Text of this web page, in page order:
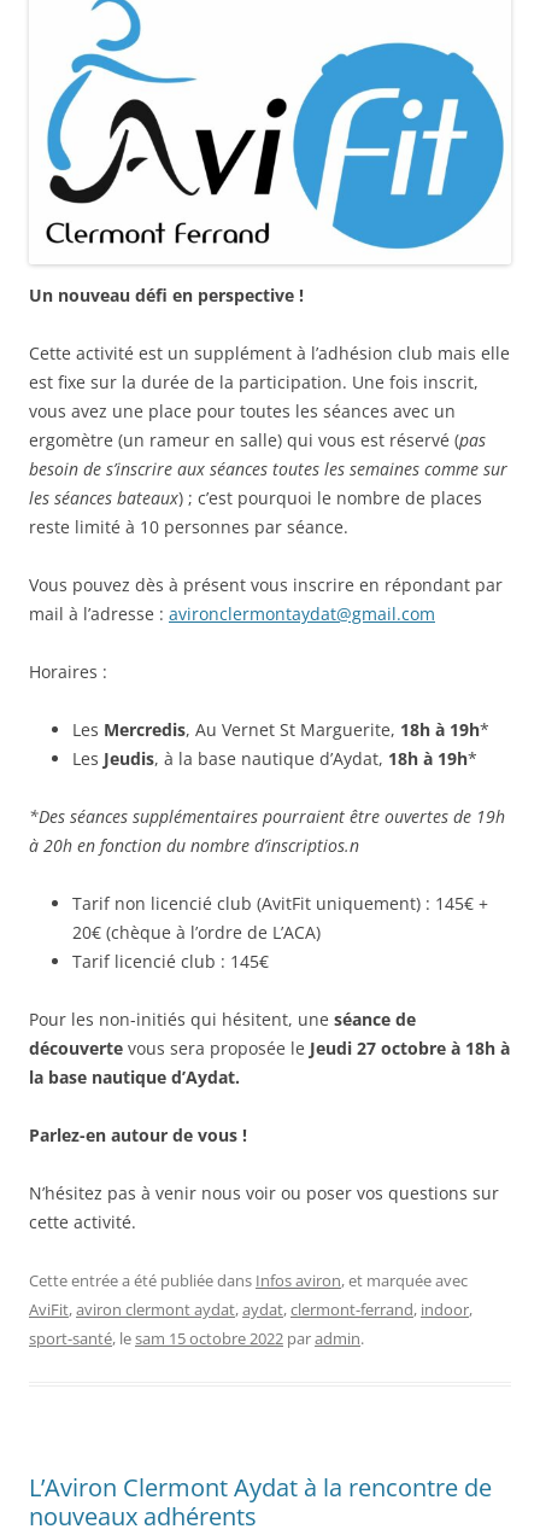
Un nouveau défi en perspective !
Cette activité est un supplément à l’adhésion club mais elle
est fixe sur la durée de la participation. Une fois inscrit,
vous avez une place pour toutes les séances avec un
ergomètre (un rameur en salle) qui vous est réservé (pas
besoin de s’inscrire aux séances toutes les semaines comme sur
les séances bateaux) ; c’est pourquoi le nombre de places
reste limité à 10 personnes par séance.
Vous pouvez dès à présent vous inscrire en répondant par
mail à l’adresse : avironclermontaydat@gmail.com
Horaires :
Les Mercredis, Au Vernet St Marguerite, 18h à 19h*
Les Jeudis, à la base nautique d’Aydat, 18h à 19h*
*Des séances supplémentaires pourraient être ouvertes de 19h
à 20h en fonction du nombre d’inscriptios.n
Tarif non licencié club (AvitFit uniquement) : 145€ +
20€ (chèque à l’ordre de L’ACA)
Tarif licencié club : 145€
Pour les non-initiés qui hésitent, une séance de
découverte vous sera proposée le Jeudi 27 octobre à 18h à
la base nautique d’Aydat.
Parlez-en autour de vous !
N’hésitez pas à venir nous voir ou poser vos questions sur
cette activité.
Cette entrée a été publiée dans Infos aviron, et marquée avec
AviFit,aviron clermont aydat,aydat,clermont-ferrand, indoor,
sport-santé, lesam 15 octobre 2022 paradmin.
L’Aviron Clermont Aydat à la rencontre de
nouveaux adhérents